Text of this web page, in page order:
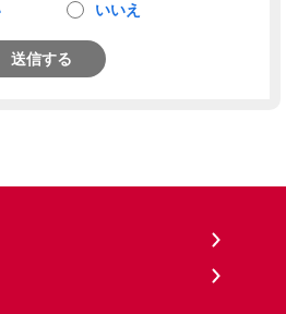
いいえ
送信する